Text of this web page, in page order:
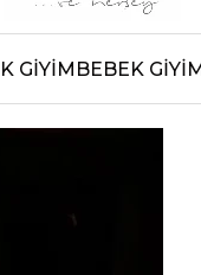
GİYİM BEBEK